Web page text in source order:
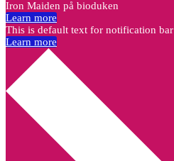
Iron Maiden på bioduken
Learn more
This is default text for notification bar
Learn more